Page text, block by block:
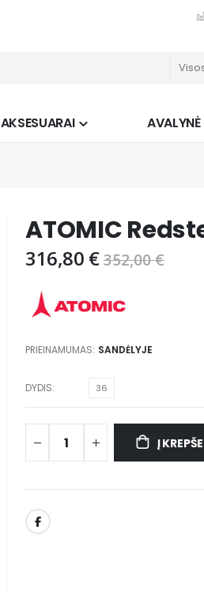
AKSESUARAI AVALYNĖ
ATOMIC
316,80 € 352,00 €
PRIEINAMUMAS: SANDĖLYJE
DYDIS 36
Į